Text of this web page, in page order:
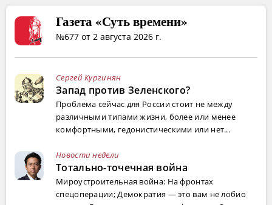
Газета «Суть времени»
№677 от 2 августа 2026 г.
Сергей Кургинян
Запад против Зеленского?
Проблема сейчас для России стоит не между
различными типами жизни, более или менее
комфортными, гедонистическими или нет...
Новости недели
Тотально-точечная война
Мироустроительная война: На фронтах
спецоперации; Демократия — это вам не лобио